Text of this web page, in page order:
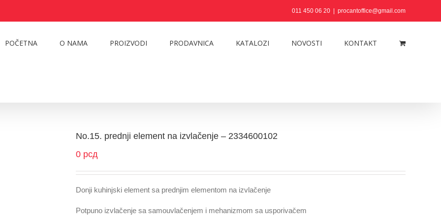
011 450 06 20 procantoffice@gmail.com
POČETNA O NAMA PROIZVODI PRODAVNICA KATALOZI NOVOSTI KONTAKT
No.15. prednji element na izvlačenje – 2334600102
0 рсд
Donji kuhinjski element sa prednjim elementom na izvlačenje
Potpuno izvlačenje sa samouvlačenjem i mehanizmom sa usporivačem